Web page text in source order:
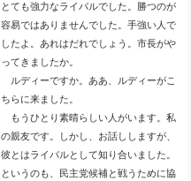
とても強力なライバルでした。勝つのが
容易ではありませんでした。手強い人で
したよ。あれはだれでしょう。市長がや
ってきましたか。
ルディーですか。ああ、ルディーがこ
ちらに来ました。
もうひとり素晴らしい人がいます。私
の親友です。しかし、お話ししますが、
彼とはライバルとして知り合いました。
というのも、民主党候補と戦うために協